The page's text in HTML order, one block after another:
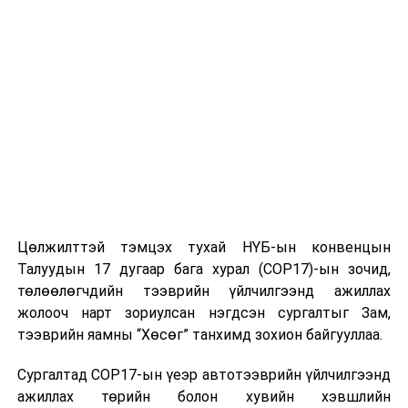
Эх сурвалж: Монгол Улсын Дээд шүүх
УНШСАН: 1497
ДАРААХ МЭДЭЭ
Тэтгэвэр авагч иргэдийн анхааралд
ӨМНӨХ МЭДЭЭ
11 аймгийн 40 сум цагаан зудын, 11 аймгийн 48 сум
Цөлжилттэй тэмцэх тухай НҮБ-ын конвенцын
Талуудын 17 дугаар бага хурал (COP17)-ын зочид,
төлөөлөгчдийн тээврийн үйлчилгээнд ажиллах
жолооч нарт зориулсан нэгдсэн сургалтыг Зам,
тээврийн яамны “Хөсөг” танхимд зохион байгууллаа.
Сургалтад COP17-ын үеэр автотээврийн үйлчилгээнд
ажиллах төрийн болон хувийн хэвшлийн